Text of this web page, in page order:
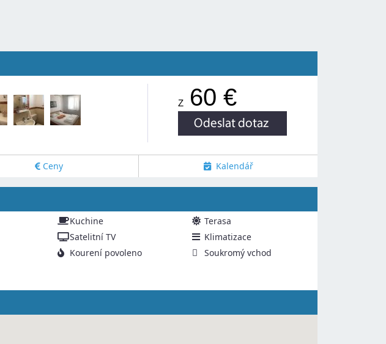
Z 60 €
Ceny Kalendář
Kuchine
Terasa
Satelitní TV
Klimatizace
Kourení povoleno Soukromý vchod